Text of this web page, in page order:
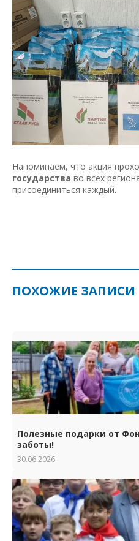
Напоминаем, что акция
государства во всех
присоединиться каждый.
ПОХОЖИЕ ЗАПИСИ
Полезные подарки от
заботы!
30.06.2026